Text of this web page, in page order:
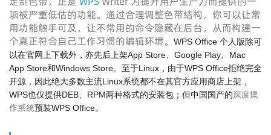
项被严重低估的功能。通过合理调整色带结构，你可以让常
用功能触手可及，让不常用的命令隐藏在后台，从而构建一
个真正符合自己工作习惯的编辑环境。
WPS Office 个人版除可
以在官网上下载外，亦先后上架App Store、Google Play、Mac
App Store和Windows Store。至于Linux，由于WPS Office拒绝完全
开源，因此绝大多数主流Linux系统都不在其官方应用商店上架，
WPS也仅提供DEB、RPM两种格式的安装包；但中国国产的深度操
作系统预装WPS Office。